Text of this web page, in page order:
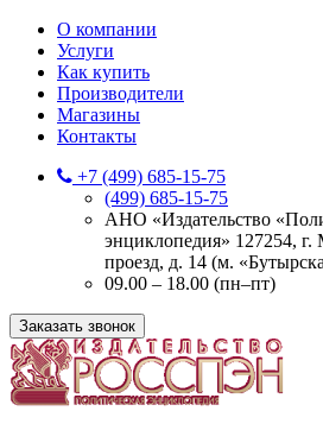
О компании
Услуги
Как купить
Производители
Магазины
Контакты
+7 (499) 685-15-75
(499) 685-15-75
АНО «Издательство
энциклопедия» 127254,
проезд, д. 14 (м.
09.00 – 18.00 (пн–пт)
Заказать звонок